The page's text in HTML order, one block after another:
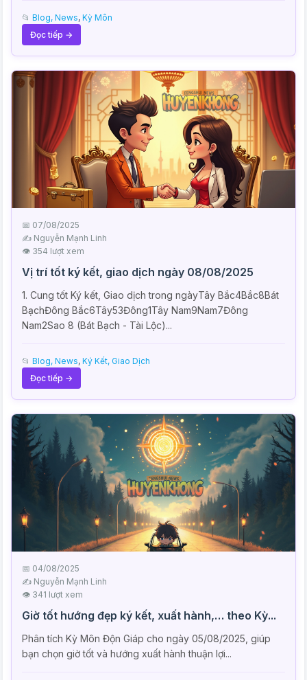
📂 Blog, News, Kỳ Môn
Đọc tiếp →
📅 07/08/2025
✍️ Nguyễn Mạnh Linh
👁 354 lượt xem
Vị trí tốt ký kết, giao dịch ngày 08/08/2025
1. Cung tốt Ký kết, Giao dịch trong ngàyTây Bắc4Bắc8Bát
BạchĐông Bắc6Tây53Đông1Tây Nam9Nam7Đông
Nam2Sao 8 (Bát Bạch - Tài Lộc)...
📂 Blog, News, Ký Kết, Giao Dịch
Đọc tiếp →
📅 04/08/2025
✍️ Nguyễn Mạnh Linh
👁 341 lượt xem
Giờ tốt hướng đẹp ký kết, xuất hành,… theo Kỳ...
Phân tích Kỳ Môn Độn Giáp cho ngày 05/08/2025, giúp
bạn chọn giờ tốt và hướng xuất hành thuận lợi...